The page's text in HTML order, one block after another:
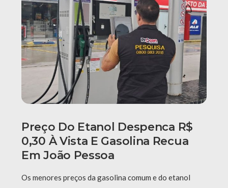
Preço Do Etanol Despenca R$
0,30 À Vista E Gasolina Recua
Em João Pessoa
Os menores preços da gasolina comum e do etanol